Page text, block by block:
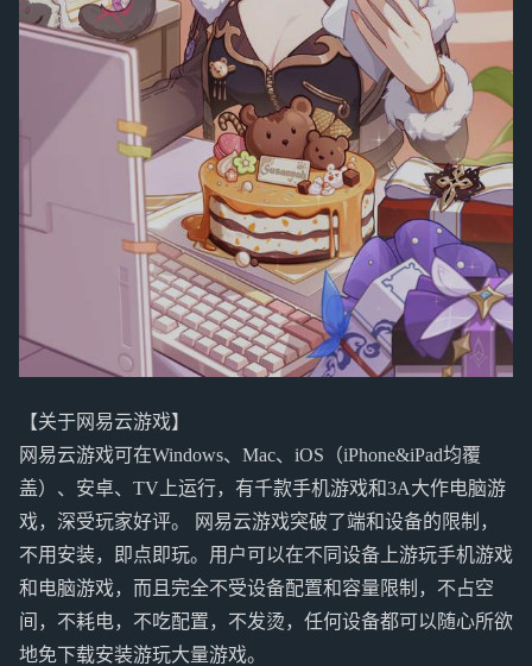
【关于网易云游戏】
网易云游戏可在Windows、Mac、iOS（iPhone&iPad均覆
盖）、安卓、TV上运行，有千款手机游戏和3A大作电脑游
戏，深受玩家好评。 网易云游戏突破了端和设备的限制，
不用安装，即点即玩。用户可以在不同设备上游玩手机游戏
和电脑游戏，而且完全不受设备配置和容量限制，不占空
间，不耗电，不吃配置，不发烫，任何设备都可以随心所欲
地免下载安装游玩大量游戏。